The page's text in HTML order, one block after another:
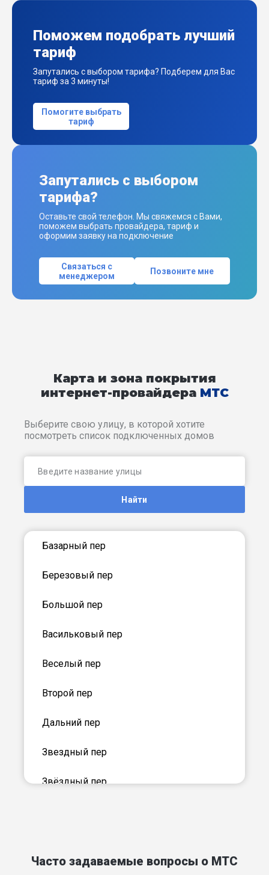
Поможем подобрать лучший
тариф
Запутались с выбором тарифа? Подберем для Вас
тариф за 3 минуты!
Помогите выбрать
тариф
Запутались с выбором
тарифа?
Оставьте свой телефон. Мы свяжемся с Вами,
поможем выбрать провайдера, тариф и
оформим заявку на подключение
Связаться с
менеджером
Позвоните мне
Карта и зона покрытия
интернет-провайдера МТС
Выберите свою улицу, в которой хотите
посмотреть список подключенных домов
Найти
Базарный пер
Березовый пер
Большой пер
Васильковый пер
Веселый пер
Второй пер
Дальний пер
Звездный пер
Звёздный пер
Космонавтов пер
Часто задаваемые вопросы о МТС